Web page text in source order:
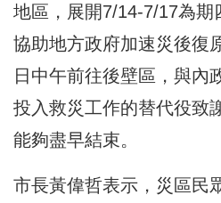
地區，展開7/14-7/17為期
協助地方政府加速災後復
日中午前往後壁區，與內
投入救災工作的替代役致
能夠盡早結束。
市長黃偉哲表示，災區民